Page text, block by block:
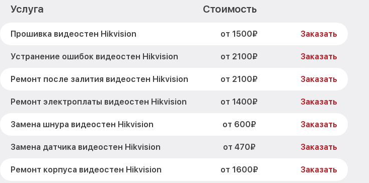
Услуга Стоимость
Прошивка видеостен Hikvision от 1500₽ Заказать
Устранение ошибок видеостен Hikvision от 2100₽ Заказать
Ремонт после залития видеостен Hikvision от 2100₽ Заказать
Ремонт электроплаты видеостен Hikvision от 1400₽ Заказать
Замена шнура видеостен Hikvision от 600₽ Заказать
Замена датчика видеостен Hikvision от 470₽ Заказать
Ремонт корпуса видеостен Hikvision от 1600₽ Заказать